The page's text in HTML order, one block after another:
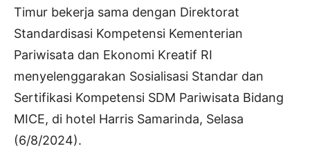
Timur bekerja sama dengan Direktorat
Standardisasi Kompetensi Kementerian
Pariwisata dan Ekonomi Kreatif RI
menyelenggarakan Sosialisasi Standar dan
Sertifikasi Kompetensi SDM Pariwisata Bidang
MICE, di hotel Harris Samarinda, Selasa
(6/8/2024).